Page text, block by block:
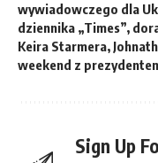
wywiadowczego dla
dziennika „Times”,
Keira Starmera,
weekend z
Sign Up